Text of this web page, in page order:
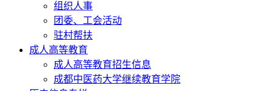
组织人事
团委、工会活动
驻村帮扶
成人高等教育
成人高等教育招生信息
成都中医药大学继续教育学院